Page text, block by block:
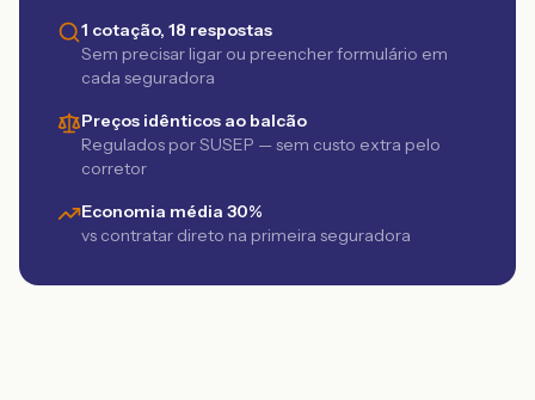
1 cotação, 18 respostas
Sem precisar ligar ou preencher formulário em
cada seguradora
Preços idênticos ao balcão
Regulados por SUSEP — sem custo extra pelo
corretor
Economia média 30%
vs contratar direto na primeira seguradora